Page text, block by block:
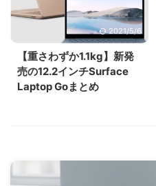
2021/5/6
【重さわずか1.1kg】新発
売の12.2インチSurface
Laptop Goまとめ